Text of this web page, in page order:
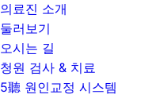
의료진 소개
둘러보기
오시는 길
청원 검사 & 치료
5聽 원인교정 시스템